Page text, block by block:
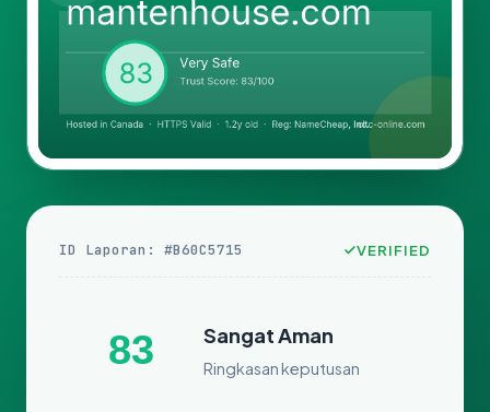
ID Laporan: #B60C5715 VERIFIED
83 Sangat Aman
Ringkasan keputusan